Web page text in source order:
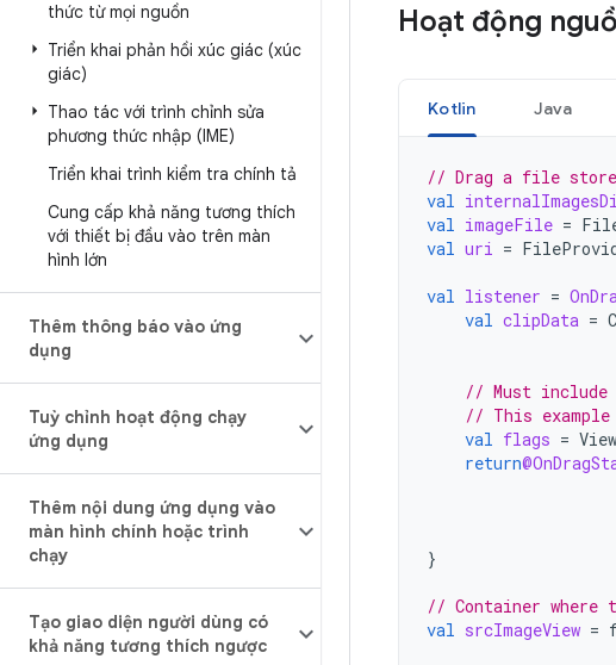
thức từ mọi nguồn
Triển khai phản hồi xúc giác (xúc
giác)
Thao tác với trình chỉnh sửa
phương thức nhập (IME)
Triển khai trình kiểm tra chính tả
Cung cấp khả năng tương thích
với thiết bị đầu vào trên màn
hình lớn
Thêm thông báo vào ứng
dụng
Tuỳ chỉnh hoạt động chạy
ứng dụng
Thêm nội dung ứng dụng vào
màn hình chính hoặc trình
chạy
Tạo giao diện người dùng có
khả năng tương thích ngược
Hoạt động
Kotlin Java
// Drag a file
val
val imageFile =
val uri =
val listener =
val clipData =
// Must include
// This
val flags = View
return
}
// Container where
val srcImageView =